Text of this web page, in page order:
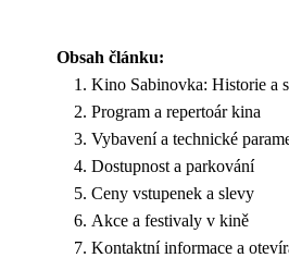
Obsah článku:
Kino Sabinovka: Historie a
Program a repertoár kina
Vybavení a technické
Dostupnost a parkování
Ceny vstupenek a slevy
Akce a festivaly v kině
Kontaktní informace a